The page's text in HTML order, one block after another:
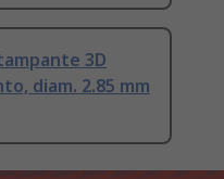
3D
diam. 2.85 mm